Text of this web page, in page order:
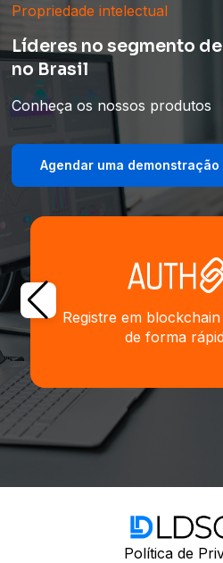
Propriedade intelectual
Líderes no segmento
no Brasil
Conheça os nossos produtos
Agendar uma demonstração
Registre em
de forma
Política de